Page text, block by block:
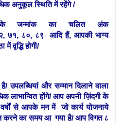
अनुकूल स्थिति में रहेंगे /
जन्मांक का चलित अंक
७१, ८०, ८९ आदि हैं, आपकी भाग्य
में वृद्धि होगी/
और सम्मान दिलाने वाला
लाभान्वित होंगे/ आप अपनी ज़िंदगी के
वर्षों से आपके मन में जो कार्य योजनाये
करने का समय आ गया है/ आप विगत ८